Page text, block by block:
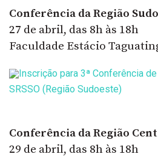
Conferência da Região
27 de abril, das 8h às 18h
Faculdade Estácio
Inscrição para 3ª Conferência
SRSSO (Região Sudoeste)
Conferência da Região
29 de abril, das 8h às 18h